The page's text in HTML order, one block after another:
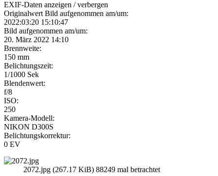
EXIF-Daten anzeigen / verbergen
Originalwert Bild aufgenommen am/um:
2022:03:20 15:10:47
Bild aufgenommen am/um:
20. März 2022 14:10
Brennweite:
150 mm
Belichtungszeit:
1/1000 Sek
Blendenwert:
f/8
ISO:
250
Kamera-Modell:
NIKON D300S
Belichtungskorrektur:
0 EV
2072.jpg (267.17 KiB) 88249 mal betrachtet